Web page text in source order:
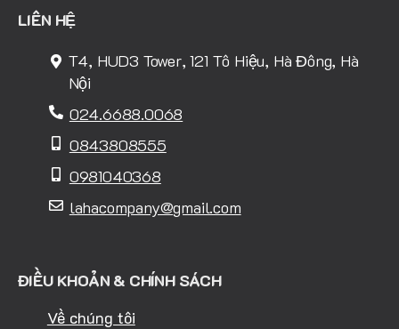
LIÊN HỆ
T4, HUD3 Tower, 121 Tô Hiệu, Hà Đông, Hà
Nội
024.6688.0068
0843808555
0981040368
lahacompany@gmail.com
ĐIỀU KHOẢN & CHÍNH SÁCH
Về chúng tôi